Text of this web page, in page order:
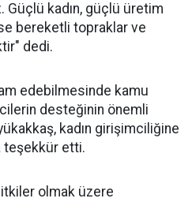
kadın, güçlü üretim
bereketli topraklar ve
dedi.
edebilmesinde kamu
desteğinin önemli
kadın girişimciliğine
teşekkür etti.
olmak üzere